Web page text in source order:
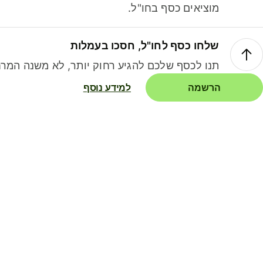
מוציאים כסף בחו"ל.
שלחו כסף לחו"ל, חסכו בעמלות
תנו לכסף שלכם להגיע רחוק יותר, לא משנה
הרשמה למידע נוסף